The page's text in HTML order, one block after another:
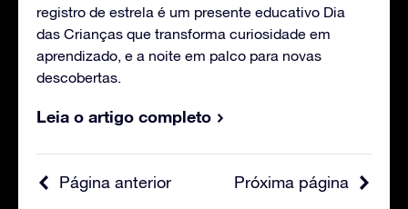
registro de estrela é um presente educativo Dia
das Crianças que transforma curiosidade em
aprendizado, e a noite em palco para novas
descobertas.
Leia o artigo completo
Próxima página
Página anterior